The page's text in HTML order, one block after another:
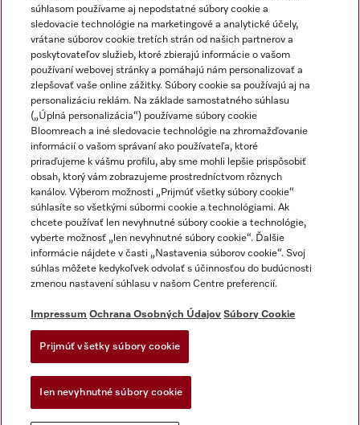
Impressum
Obchodné podmienky
Ochrana osobných údajov
Dodacie podmienky
Akt o digitalnych sluzbach
Miele na Instagrame
Miele na YouTube
súhlasom používame aj nepodstatné súbory cookie a
sledovacie technológie na marketingové a analytické účely,
vrátane súborov cookie tretích strán od našich partnerov a
poskytovateľov služieb, ktoré zbierajú informácie o vašom
používaní webovej stránky a pomáhajú nám personalizovať a
zlepšovať vaše online zážitky. Súbory cookie sa používajú aj na
personalizáciu reklám. Na základe samostatného súhlasu
(„Úplná personalizácia“) používame súbory cookie
Bloomreach a iné sledovacie technológie na zhromažďovanie
informácií o vašom správaní ako používateľa, ktoré
priraďujeme k vášmu profilu, aby sme mohli lepšie prispôsobiť
obsah, ktorý vám zobrazujeme prostredníctvom rôznych
kanálov. Výberom možnosti „Prijmúť všetky súbory cookie“
súhlasíte so všetkými súbormi cookie a technológiami. Ak
chcete používať len nevyhnutné súbory cookie a technológie,
vyberte možnosť „len nevyhnutné súbory cookie“. Ďalšie
informácie nájdete v časti „Nastavenia súborov cookie“. Svoj
súhlas môžete kedykoľvek odvolať s účinnosťou do budúcnosti
zmenou nastavení súhlasu v našom Centre preferencií.
Impressum Ochrana Osobných Údajov Súbory Cookie
Prijmúť všetky súbory cookie
Ien nevyhnutné súbory cookie